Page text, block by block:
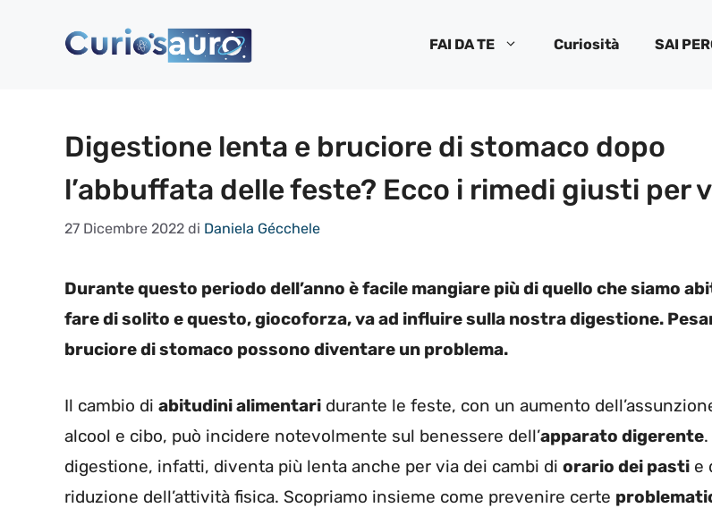
FAI DA TE Curiosità SAI
Digestione lenta e bruciore di stomaco dopo
l’abbuffata delle feste? Ecco i rimedi giusti per
27 Dicembre 2022 di Daniela Gécchele
Durante questo periodo dell’anno è facile mangiare più di quello che siamo
fare di solito e questo, giocoforza, va ad influire sulla nostra digestione.
bruciore di stomaco possono diventare un problema.
Il cambio di abitudini alimentari durante le feste, con un aumento
alcool e cibo, può incidere notevolmente sul benessere dell’apparato digerente
digestione, infatti, diventa più lenta anche per via dei cambi di orario dei pasti e
riduzione dell’attività fisica. Scopriamo insieme come prevenire certe